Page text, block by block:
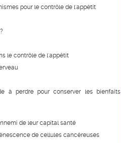
pour le contrôle de l'appétit
le contrôle de l'appétit
à perdre pour conserver les bienfaits
de leur capital santé
de cellules cancéreuses